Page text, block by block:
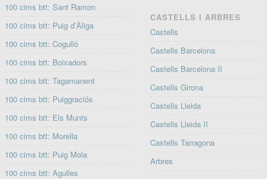
100 cims btt: Sant Ramon
100 cims btt: Puig d’Àliga
100 cims btt: Cogulló
100 cims btt: Boixadors
100 cims btt: Tagamanent
100 cims btt: Puiggraciós
100 cims btt: Els Munts
100 cims btt: Morella
100 cims btt: Puig Mola
100 cims btt: Agulles
CASTELLS I ARBRES
Castells
Castells Barcelona
Castells Barcelona II
Castells Girona
Castells Lleida
Castells Lleida II
Castells Tarragona
Arbres